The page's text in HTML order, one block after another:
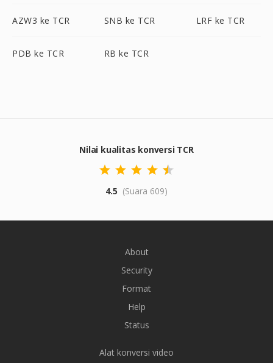
AZW3 ke TCR SNB ke TCR LRF ke TCR
PDB ke TCR RB ke TCR
Nilai kualitas konversi TCR
4.5 (Suara 609)
About
Security
Format
Help
Status
Alat konversi video